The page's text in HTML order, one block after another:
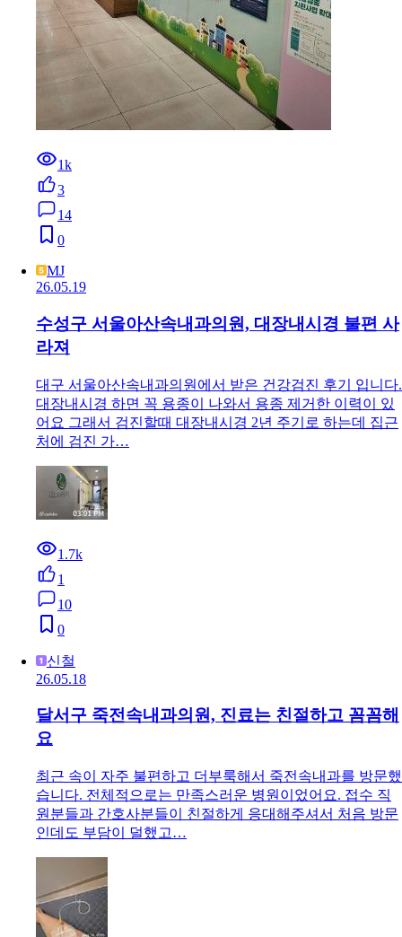
1k
3
14
0
MJ
26.05.19
수성구 서울아산속내과의원, 대장내시경 불편 사
라져
대구 서울아산속내과의원에서 받은 건강검진 후기 입니다.
대장내시경 하면 꼭 용종이 나와서 용종 제거한 이력이 있
어요 그래서 검진할때 대장내시경 2년 주기로 하는데 집근
처에 검진 가…
1.7k
1
10
0
신철
26.05.18
달서구 죽전속내과의원, 진료는 친절하고 꼼꼼해
요
최근 속이 자주 불편하고 더부룩해서 죽전속내과를 방문했
습니다. 전체적으로는 만족스러운 병원이었어요. 접수 직
원분들과 간호사분들이 친절하게 응대해주셔서 처음 방문
인데도 부담이 덜했고…